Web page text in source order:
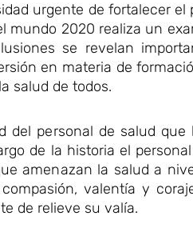
urgente de fortalecer
2020 realiza un
se revelan
en materia de
salud de todos.
del personal de salud
de la historia el
amenazan la salud a
valentía y
de relieve su valía.